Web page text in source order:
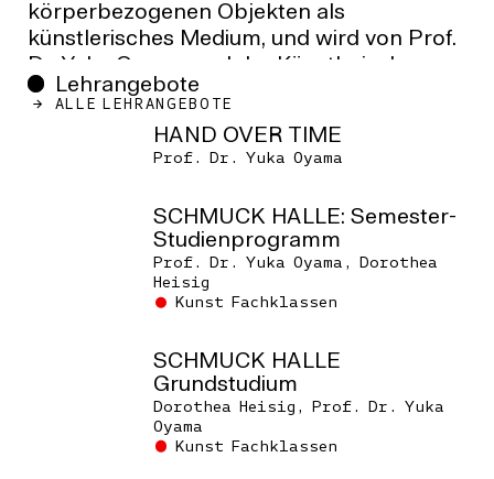
körperbezogenen Objekten als
künstlerisches Medium, und wird von Prof.
Dr. Yuka Oyama und der Künstlerischen
Mitarbeiterin Dorothea Heisig geleitet. Die
Klassenbesprechung. Die Studierenden
werden zusätzlich durch Einzel- und
Die SCHMUCK HALLE bietet auch
SCHMUCK HALLE PROJEKTE
über einen Zeitraum von ein bis zwei Jahren
SCHMUCK HALLE PROJEKTE bestehen aus
Seminaren, Vorträgen, Workshops,
Exkursionen und Ausstellungen.
Lehrangebote
ALLE LEHRANGEBOTE
HAND OVER TIME
Prof. Dr. Yuka Oyama
SCHMUCK HALLE: Semester-
Studienprogramm
Prof. Dr. Yuka Oyama, Dorothea
Heisig
Kunst Fachklassen
SCHMUCK HALLE
Grundstudium
Dorothea Heisig, Prof. Dr. Yuka
Oyama
Kunst Fachklassen